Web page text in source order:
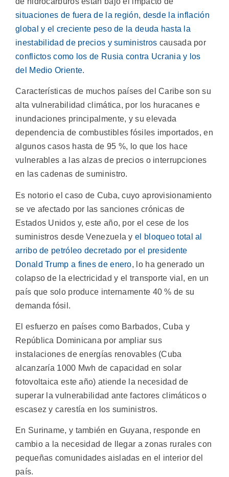
situaciones de fuera de la región, desde la inflación
global y el creciente peso de la deuda hasta la
inestabilidad de precios y suministros causada por
conflictos como los de Rusia contra Ucrania y los
del Medio Oriente.
Características de muchos países del Caribe son su
alta vulnerabilidad climática, por los huracanes e
inundaciones principalmente, y su elevada
dependencia de combustibles fósiles importados, en
algunos casos hasta de 95 %, lo que los hace
vulnerables a las alzas de precios o interrupciones
en las cadenas de suministro.
Es notorio el caso de Cuba, cuyo aprovisionamiento
se ve afectado por las sanciones crónicas de
Estados Unidos y, este año, por el cese de los
suministros desde Venezuela yel bloqueo total al
arribo de petróleo decretado por el presidente
Donald Trump a fines de enero, lo ha generado un
colapso de la electricidad y el transporte vial, en un
país que solo produce internamente 40 % de su
demanda fósil.
El esfuerzo en países como Barbados, Cuba y
República Dominicana por ampliar sus
instalaciones de energías renovables (Cuba
alcanzaría 1000 Mwh de capacidad en solar
fotovoltaica este año) atiende la necesidad de
superar la vulnerabilidad ante factores climáticos o
escasez y carestía en los suministros.
En Suriname, y también en Guyana, responde en
cambio a la necesidad de llegar a zonas rurales con
pequeñas comunidades aisladas en el interior del
país.